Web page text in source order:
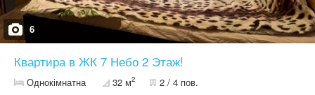
6
Квартира в ЖК 7 Небо 2 Этаж!
Однокімнатна 32 м2 2 / 4 пов.